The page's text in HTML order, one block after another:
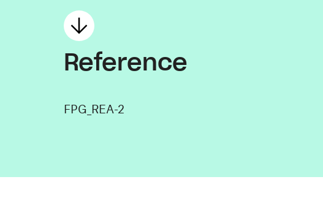
Reference
FPG_REA-2